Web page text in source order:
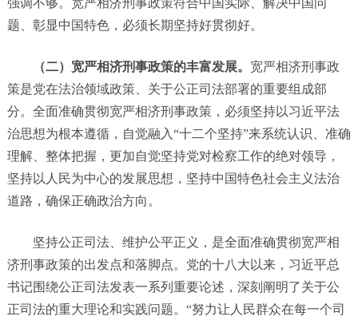
强调不够。宽严相济刑事政策符合中国实际、解决中国问
题、彰显中国特色，必须长期坚持好贯彻好。
（二）宽严相济刑事政策的丰富发展。 宽严相济刑事政
策是党在法治领域政策、关于公正司法部署的重要组成部
分。全面准确贯彻宽严相济刑事政策，必须坚持以习近平法
治思想为根本遵循，自觉融入“十二个坚持”来系统认识、准确
理解、整体把握，更加自觉坚持党对检察工作的绝对领导，
坚持以人民为中心的发展思想，坚持中国特色社会主义法治
道路，确保正确政治方向。
坚持公正司法、维护公平正义，是全面准确贯彻宽严相
济刑事政策的出发点和落脚点。党的十八大以来，习近平总
书记围绕公正司法发表一系列重要论述，深刻阐明了关于公
正司法的重大理论和实践问题。“努力让人民群众在每一个司